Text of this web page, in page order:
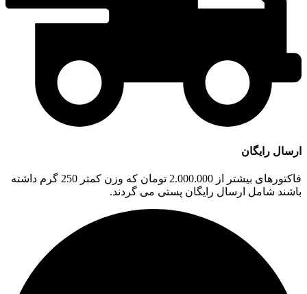
ارسال رایگان
فاکتورهای بیشتر از 2.000.000 تومان که وزن کمتر 250 گرم داشته
باشند شامل ارسال رایگان پستی می گردند.